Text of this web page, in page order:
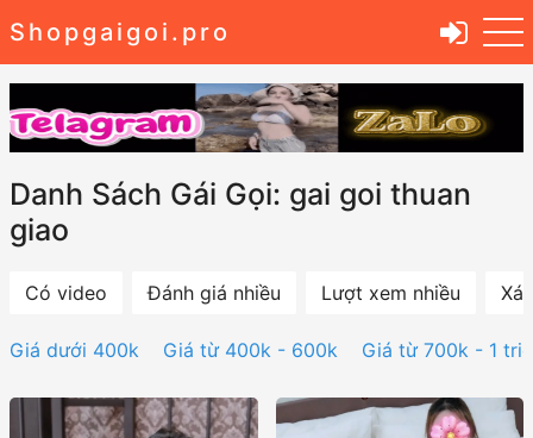
Shopgaigoi.pro
Danh Sách Gái Gọi: gai goi thuan
giao
Có video Đánh giá nhiều Lượt xem nhiều
Giá dưới 400k Giá từ 400k - 600k Giá từ 700k - 1